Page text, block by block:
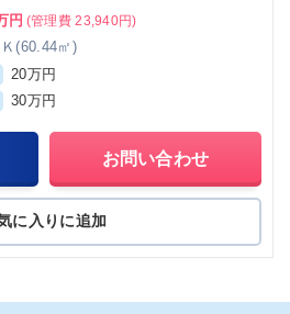
円 (管理費 23,940円)
(60.44㎡)
20万円
30万円
お問い合わせ
に入りに追加